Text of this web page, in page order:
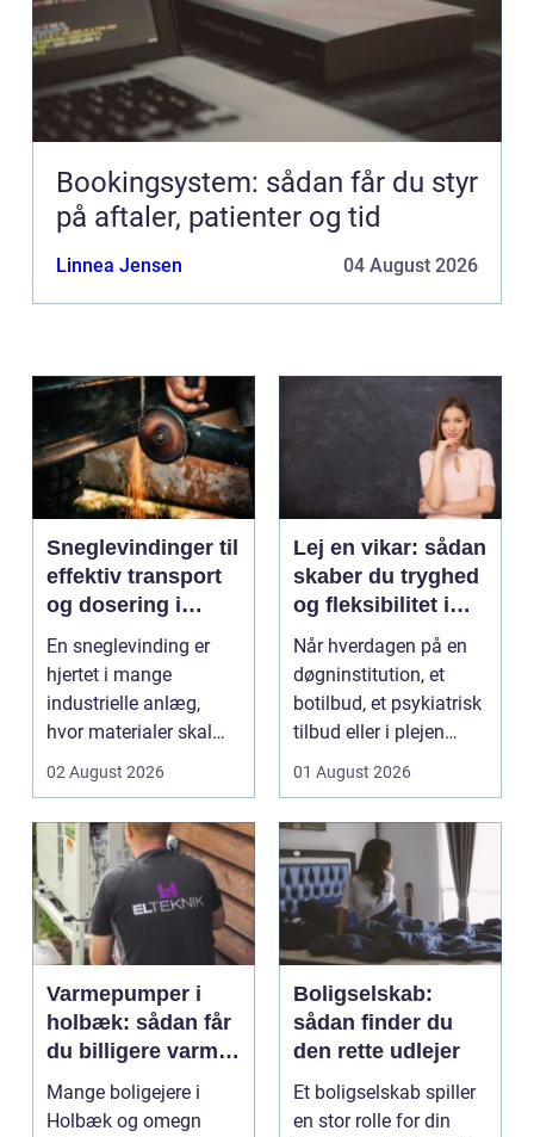
Bookingsystem: sådan får du styr
på aftaler, patienter og tid
Linnea Jensen 04 August 2026
Sneglevindinger til
effektiv transport
og dosering i
industrien
En sneglevinding er
hjertet i mange
industrielle anlæg,
hvor materialer skal
flyttes, doseres eller ...
02 August 2026
Lej en vikar: sådan
skaber du tryghed
og fleksibilitet i
hverdagen
Når hverdagen på en
døgninstitution, et
botilbud, et psykiatrisk
tilbud eller i plejen
pludselig ænd...
01 August 2026
Varmepumper i
holbæk: sådan får
du billigere varme
og bedre
indeklima
Mange boligejere i
Holbæk og omegn
Boligselskab:
sådan finder du
den rette udlejer
Et boligselskab spiller
en stor rolle for din